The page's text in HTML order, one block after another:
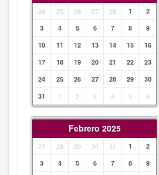
24 25 26 27 28 1
2
3
4 5 6 7 8
9
10
11 12 13 14 15
16
17
18 19 20 21 22
23
24
25 26 27 28 29
30
31
1 2 3 4 5 6
Febrero 2025
27 28 29 30 31 1
2
3
4 5 6 7 8
9